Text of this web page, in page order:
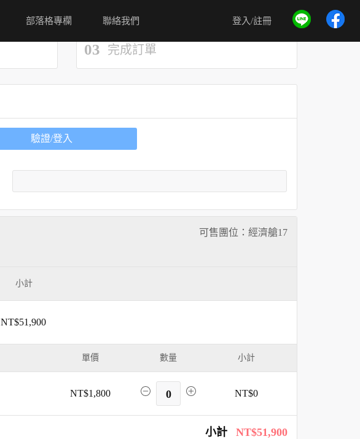
部落格專欄 聯絡我們 登入/註冊
03 完成訂單
驗證/登入
可售團位：經濟艙17
小計
NT$51,900
單價 數量 小計
NT$1,800 0 NT$0
小計 NT$51,900